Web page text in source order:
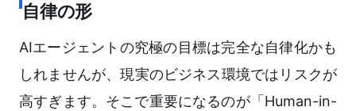
自律の形
AIエージェントの究極の目標は完全な自律化かも
しれませんが、現実のビジネス環境ではリスクが
高すぎます。そこで重要になるのが「Human-in-